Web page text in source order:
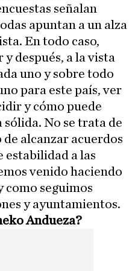
señalan
apuntan a un alza
En todo caso,
después, a la vista
uno y sobre todo
para este país, ver
y cómo puede
No se trata de
alcanzar acuerdos
estabilidad a las
venido haciendo
como seguimos
y ayuntamientos.
Andueza?